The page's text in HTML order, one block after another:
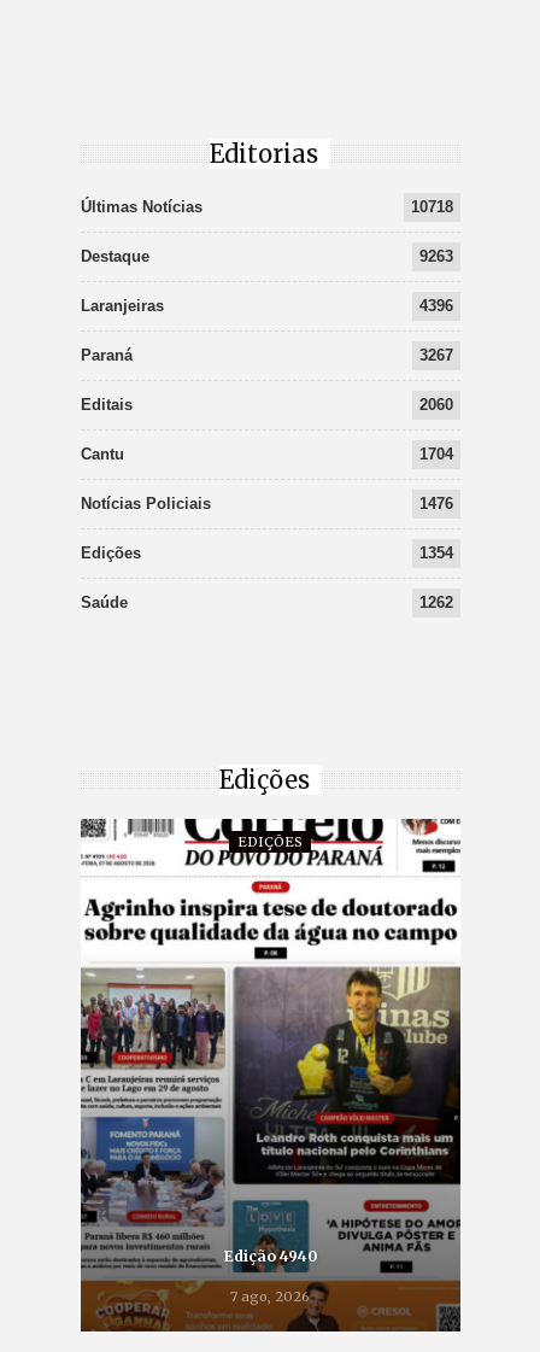
Editorias
Últimas Notícias 10718
Destaque 9263
Laranjeiras 4396
Paraná 3267
Editais 2060
Cantu 1704
Notícias Policiais 1476
Edições 1354
Saúde 1262
Edições
EDIÇÕES
Edição 4940
7 ago, 2026